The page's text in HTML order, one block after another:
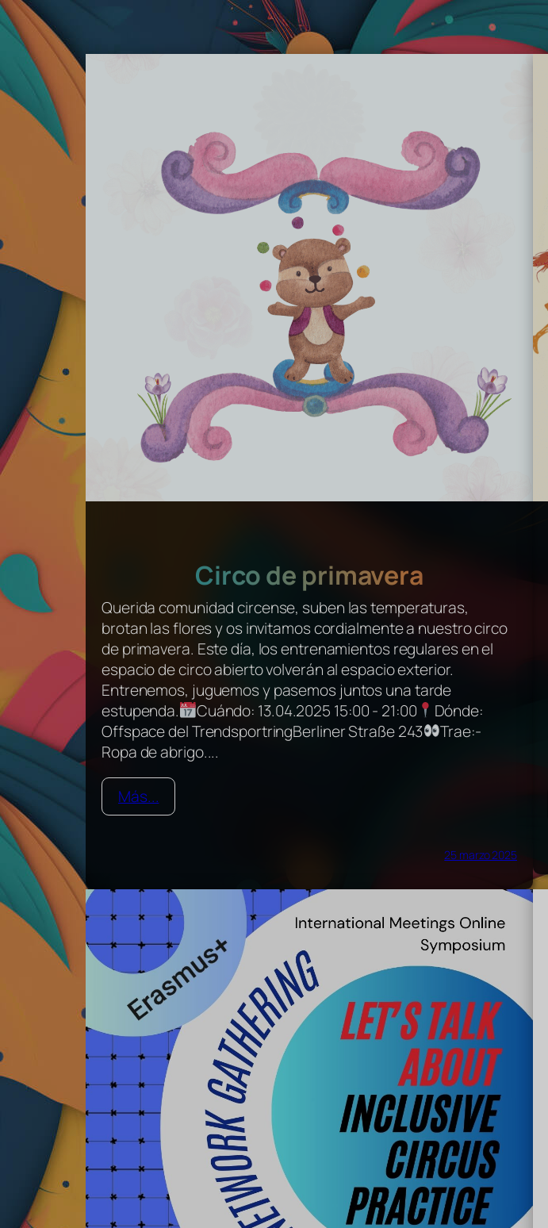
Circo de primavera
Querida comunidad circense, suben las temperaturas,
brotan las flores y os invitamos cordialmente a nuestro circo
de primavera. Este día, los entrenamientos regulares en el
espacio de circo abierto volverán al espacio exterior.
Entrenemos, juguemos y pasemos juntos una tarde
estupenda.
Cuándo: 13.04.2025 15:00 - 21:00
Dónde:
Offspace del TrendsportringBerliner Straße 243
Trae:-
Ropa de abrigo....
Más...
25 marzo 2025